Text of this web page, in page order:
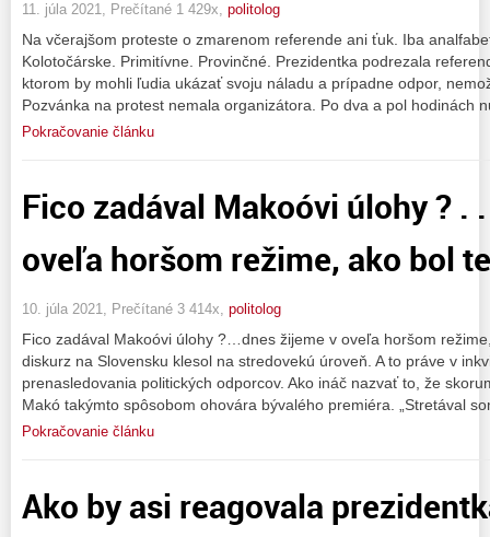
11. júla 2021, Prečítané 1 429x, politolog
Na včerajšom proteste o zmarenom referende ani ťuk. Iba
Kolotočárske. Primitívne. Provinčné. Prezidentka podrezala
ktorom by mohli ľudia ukázať svoju náladu a prípadne odpor,
Pozvánka na protest nemala organizátora. Po dva a pol hodinách
Pokračovanie článku
Fico zadával Makoóvi úlohy ? .
oveľa horšom režime, ako bol
10. júla 2021, Prečítané 3 414x, politolog
Fico zadával Makoóvi úlohy ?…dnes žijeme v oveľa horšom
diskurz na Slovensku klesol na stredovekú úroveň. A to práve v
prenasledovania politických odporcov. Ako ináč nazvať to, že
Makó takýmto spôsobom ohovára bývalého premiéra. „Stretával
Pokračovanie článku
Ako by asi reagovala